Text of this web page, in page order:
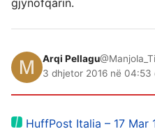
gjynofqarin.
Arqi Pellagu
3 dhjetor 2016 në 04:53
HuffPost Italia – 17 Mar